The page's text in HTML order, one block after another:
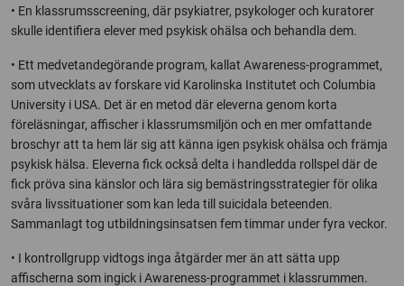
• En klassrumsscreening, där psykiatrer, psykologer och kuratorer
skulle identifiera elever med psykisk ohälsa och behandla dem.
• Ett medvetandegörande program, kallat Awareness-programmet,
som utvecklats av forskare vid Karolinska Institutet och Columbia
University i USA. Det är en metod där eleverna genom korta
föreläsningar, affischer i klassrumsmiljön och en mer omfattande
broschyr att ta hem lär sig att känna igen psykisk ohälsa och främja
psykisk hälsa. Eleverna fick också delta i handledda rollspel där de
fick pröva sina känslor och lära sig bemästringsstrategier för olika
svåra livssituationer som kan leda till suicidala beteenden.
Sammanlagt tog utbildningsinsatsen fem timmar under fyra veckor.
• I kontrollgrupp vidtogs inga åtgärder mer än att sätta upp
affischerna som ingick i Awareness-programmet i klassrummen.